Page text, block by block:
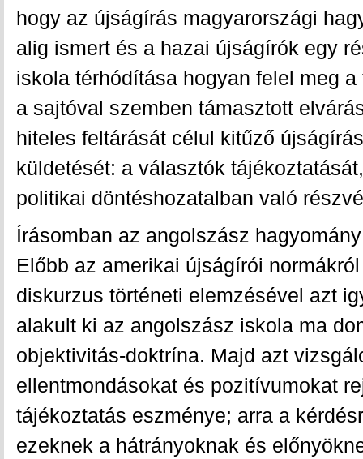
hogy az újságírás magyarországi
alig ismert és a hazai újságírók egy
iskola térhódítása hogyan felel meg
a sajtóval szemben támasztott
hiteles feltárását célul kitűző
küldetését: a választók
politikai döntéshozatalban való
Írásomban az angolszász
Előbb az amerikai újságírói
diskurzus történeti elemzésével azt
alakult ki az angolszász iskola ma
objektivitás-doktrína. Majd azt
ellentmondásokat és pozitívumokat
tájékoztatás eszménye; arra a
ezeknek a hátrányoknak és